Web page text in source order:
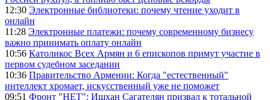
12:30 Электронные библиотеки: почему чтение уходит в
онлайн
11:28 Электронные платежи: почему современному бизнесу
важно принимать оплату онлайн
10:56 Католикос Всех Армян и 6 епископов примут участие в
первом судебном заседании
10:36 Правительство Армении: Когда "естественный"
интеллект хромает, искусственный уже не поможет
09:51 Фронт "НЕТ": Ишхан Сагателян призвал к тотальной